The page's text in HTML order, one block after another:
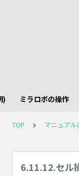
) ミラロボの操作
TOP マニュア
6.11.12.セル